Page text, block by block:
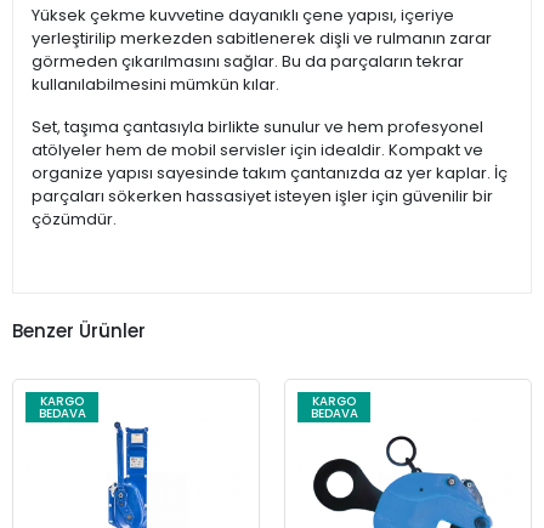
Yüksek çekme kuvvetine dayanıklı çene yapısı, içeriye
yerleştirilip merkezden sabitlenerek dişli ve rulmanın zarar
görmeden çıkarılmasını sağlar. Bu da parçaların tekrar
kullanılabilmesini mümkün kılar.
Set, taşıma çantasıyla birlikte sunulur ve hem profesyonel
atölyeler hem de mobil servisler için idealdir. Kompakt ve
organize yapısı sayesinde takım çantanızda az yer kaplar. İç
parçaları sökerken hassasiyet isteyen işler için güvenilir bir
çözümdür.
Benzer Ürünler
KARGO
BEDAVA
KARGO
BEDAVA